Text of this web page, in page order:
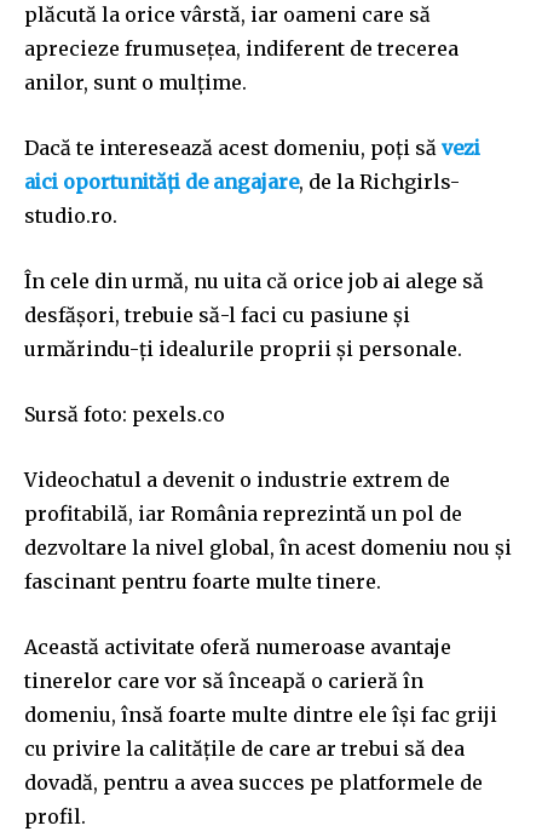
plăcută la orice vârstă, iar oameni care să
aprecieze frumusețea, indiferent de trecerea
anilor, sunt o mulțime.
Dacă te interesează acest domeniu, poți să vezi
aici oportunități de angajare, de la Richgirls-
studio.ro.
În cele din urmă, nu uita că orice job ai alege să
desfășori, trebuie să-l faci cu pasiune și
urmărindu-ți idealurile proprii și personale.
Sursă foto: pexels.co
Videochatul a devenit o industrie extrem de
profitabilă, iar România reprezintă un pol de
dezvoltare la nivel global, în acest domeniu nou și
fascinant pentru foarte multe tinere.
Această activitate oferă numeroase avantaje
tinerelor care vor să înceapă o carieră în
domeniu, însă foarte multe dintre ele își fac griji
cu privire la calitățile de care ar trebui să dea
dovadă, pentru a avea succes pe platformele de
profil.